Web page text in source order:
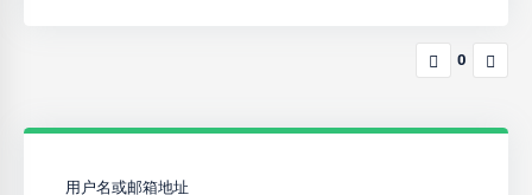
0
用户名或邮箱地址